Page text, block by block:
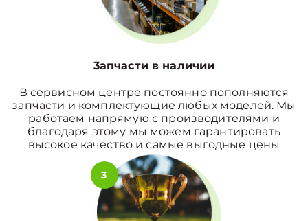
3апчасти в наличии
В сервисном центре постоянно пополняются
запчасти и комплектующие любых моделей. Мы
работаем напрямую с производителями и
благодаря этому мы можем гарантировать
высокое качество и самые выгодные цены
3